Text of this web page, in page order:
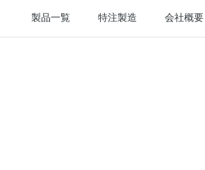
製品一覧 特注製造 会社概要